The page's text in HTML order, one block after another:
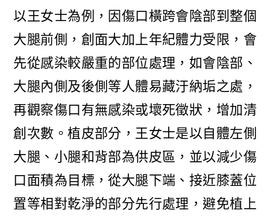
以王女士為例，因傷口橫跨會陰部到整個
大腿前側，創面大加上年紀體力受限，會
先從感染較嚴重的部位處理，如會陰部、
大腿內側及後側等人體易藏汙納垢之處，
再觀察傷口有無感染或壞死徵狀，增加清
創次數。植皮部分，王女士是以自體左側
大腿、小腿和背部為供皮區，並以減少傷
口面積為目標，從大腿下端、接近膝蓋位
置等相對乾淨的部分先行處理，避免植上